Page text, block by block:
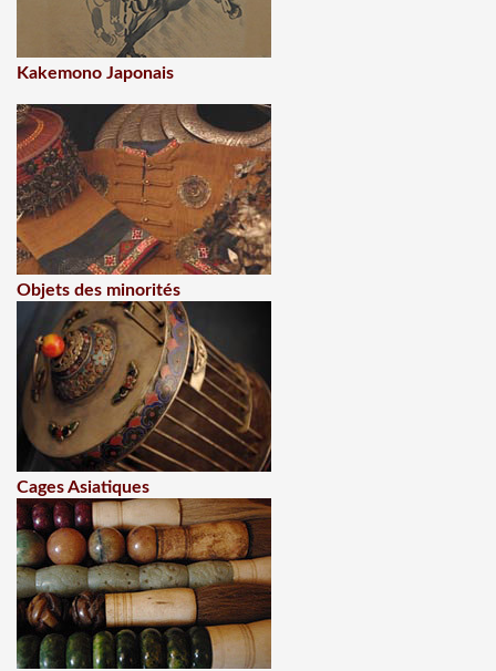
Kakemono Japonais
Objets des minorités
Cages Asiatiques